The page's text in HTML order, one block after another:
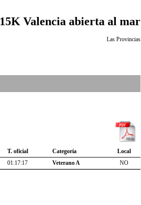
15K Valencia abierta al mar
Las Provincias
T. oficial Categoría
Local
01:17:17 Veterano A
NO